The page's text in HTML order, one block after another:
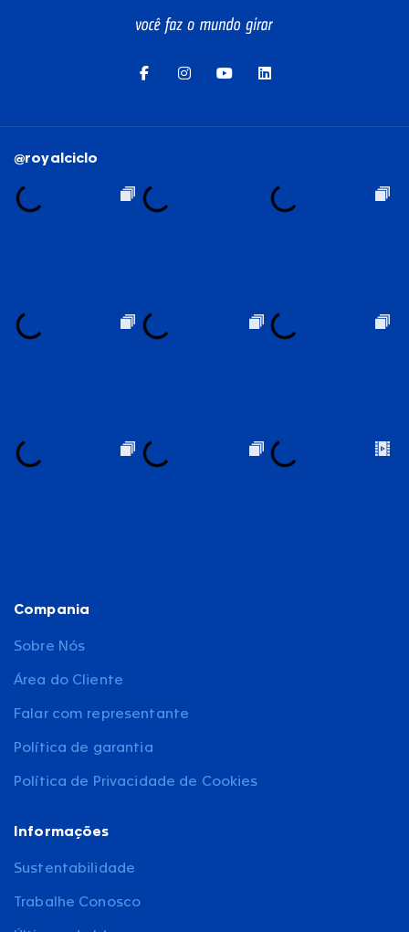
Compania
Sobre Nós
Área do Cliente
Falar com representante
Política de garantia
Política de Privacidade de Cookies
Informações
Sustentabilidade
Trabalhe Conosco
@royalciclo